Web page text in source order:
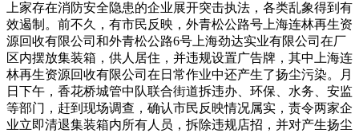
上家存在消防安全隐患的企业展开突击执法，各类乱象得到有
效遏制。前不久，有市民反映，外青松公路号上海连林再生资
源回收有限公司和外青松公路6号上海劲达实业有限公司在厂
区内摆放集装箱，供人居住，并违规设置广告牌，其中上海连
林再生资源回收有限公司在日常作业中还产生了扬尘污染。月
日下午，香花桥城管中队联合街道拆违办、环保、水务、安监
等部门，赶到现场调查，确认市民反映情况属实，责令两家企
业立即清退集装箱内所有人员，拆除违规店招，并对产生扬尘